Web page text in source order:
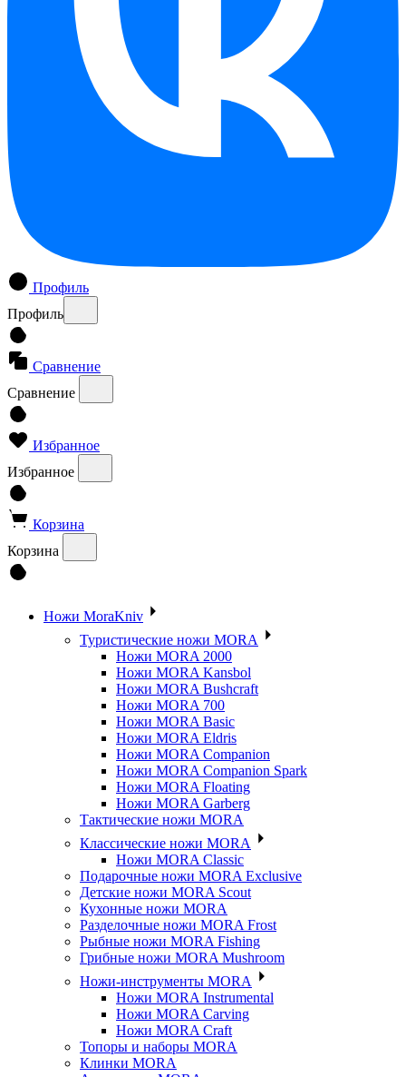
Профиль
Профиль
Сравнение
Сравнение
Избранное
Избранное
Корзина
Корзина
Ножи MoraKniv
Туристические ножи MORA
Ножи MORA 2000
Ножи MORA Kansbol
Ножи MORA Bushcraft
Ножи MORA 700
Ножи MORA Basic
Ножи MORA Eldris
Ножи MORA Companion
Ножи MORA Companion Spark
Ножи MORA Floating
Ножи MORA Garberg
Тактические ножи MORA
Классические ножи MORA
Ножи MORA Classic
Подарочные ножи MORA Exclusive
Детские ножи MORA Scout
Кухонные ножи MORA
Разделочные ножи MORA Frost
Рыбные ножи MORA Fishing
Грибные ножи MORA Mushroom
Ножи-инструменты MORA
Ножи MORA Instrumental
Ножи MORA Carving
Ножи MORA Craft
Топоры и наборы MORA
Клинки MORA